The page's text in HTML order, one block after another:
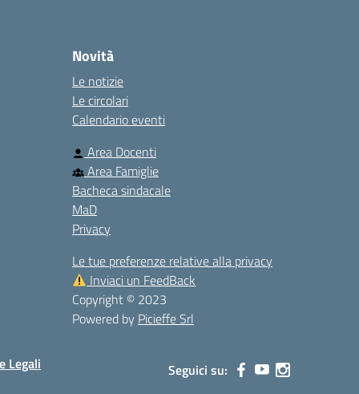
Novità
Le notizie
Le circolari
Calendario eventi
Area Docenti
Area Famiglie
Bacheca sindacale
MaD
Privacy
Le tue preferenze relative alla privacy
Inviaci un FeedBack
Copyright © 2023
Powered by Picieffe Srl
Legali Seguici su: